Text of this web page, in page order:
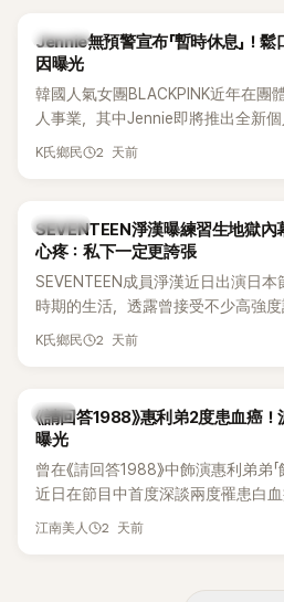
K-POP
Jennie無預警宣布「暫時休息」！
因曝光
韓國人氣女團BLACKPINK近年在團
人事業，其中Jennie即將推出全新
出中搶先公開新歌，引發粉絲高度
K氏鄉民 2 天前
K-POP
SEVENTEEN淨漢曝練習生地獄內
心疼：私下一定更誇張
SEVENTEEN成員淨漢近日出演日
時期的生活，透露曾接受不少高強
肺活量，讓聲樂老師直接站在自己
K氏鄉民 2 天前
韓星
《請回答1988》惠利弟2度患血癌
曝光
曾在《請回答1988》中飾演惠利弟弟「
近日在節目中首度深談兩度罹患白
病歲月時忍不住落淚，哽咽表示：「
江南美人 2 天前